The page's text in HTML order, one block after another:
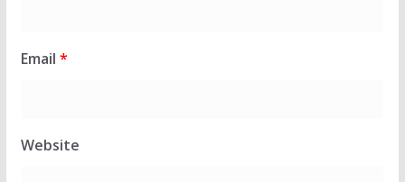
Email *
Website